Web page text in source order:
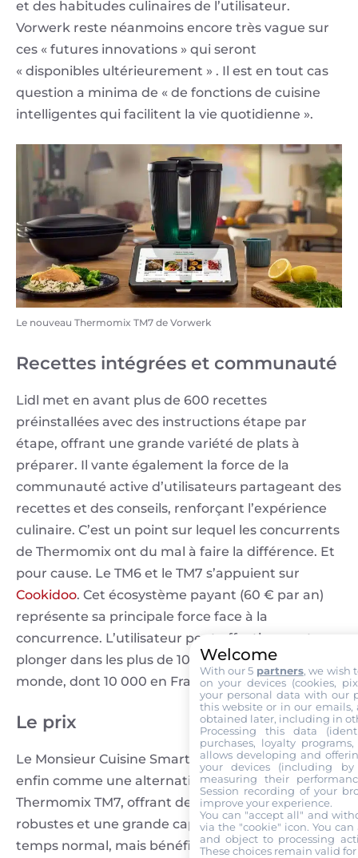
et des habitudes culinaires de l’utilisateur.
Vorwerk reste néanmoins encore très vague sur
ces « futures innovations » qui seront
« disponibles ultérieurement » . Il est en tout cas
question a minima de « de fonctions de cuisine
intelligentes qui facilitent la vie quotidienne ».
Le nouveau Thermomix TM7 de Vorwerk
​Recettes intégrées et communauté
Lidl met en avant plus de 600 recettes
préinstallées avec des instructions étape par
étape, offrant une grande variété de plats à
préparer. Il vante également la force de la
communauté active d’utilisateurs partageant des
recettes et des conseils, renforçant l’expérience
culinaire.​ C’est un point sur lequel les concurrents
de Thermomix ont du mal à faire la différence. Et
pour cause. Le TM6 et le TM7 s’appuient sur
Cookidoo. Cet écosystème payant (60 € par an)
représente sa principale force face à la
concurrence. L’utilisateur peut effectivement se
plonger dans les plus de 100 000 recettes dans le
monde, dont 10 000 en France.
Le prix
Le Monsieur Cuisine Smart de Lidl se positionne
enfin comme une alternative abordable au
Thermomix TM7, offrant des fonctionnalités
robustes et une grande capacité. Vendu 429 € en
temps normal, mais bénéficiant régulièrement de
Welcome
With our 5 partners, we wish
on your devices (cookies,
your personal data with our
this website or in our emails,
obtained later, including in
Processing this data
purchases, loyalty
allows developing and
your devices (including
measuring their
Session recording of your
improve your experience.
You can "accept all" and
via the "cookie" icon. You
and object to processing
These choices remain valid